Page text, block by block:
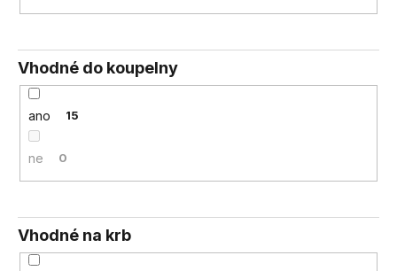
Vhodné do koupelny
ano 15
ne 0
Vhodné na krb